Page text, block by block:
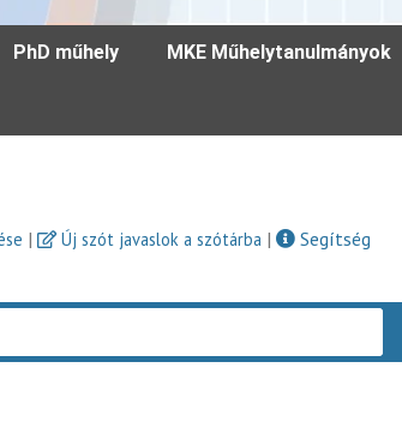
PhD műhely MKE Műhelytanulmányok
| Új szót javaslok a szótárba |
Segítség